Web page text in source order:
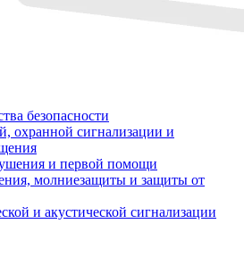
безопасности
охранной сигнализации и
и первой помощи
молниезащиты и защиты от
и акустической сигнализации